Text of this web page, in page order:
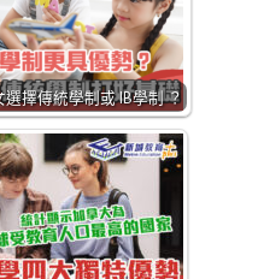
擇傳統學制或 IB學制 ？